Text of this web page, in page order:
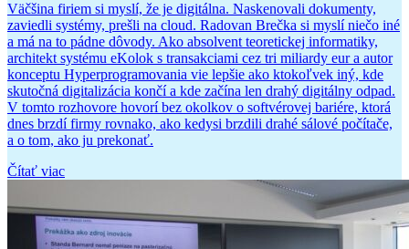
Väčšina firiem si myslí, že je digitálna. Naskenovali dokumenty,
zaviedli systémy, prešli na cloud. Radovan Brečka si myslí niečo iné
a má na to pádne dôvody. Ako absolvent teoretickej informatiky,
architekt systému eKolok s transakciami cez tri miliardy eur a autor
konceptu Hyperprogramovania vie lepšie ako ktokoľvek iný, kde
skutočná digitalizácia končí a kde začína len drahý digitálny odpad.
V tomto rozhovore hovorí bez okolkov o softvérovej bariére, ktorá
dnes brzdí firmy rovnako, ako kedysi brzdili drahé sálové počítače,
a o tom, ako ju prekonať.
Čítať viac